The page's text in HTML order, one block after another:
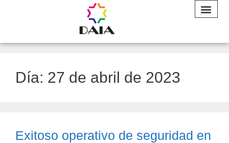
Día: 27 de abril de 2023
Exitoso operativo de seguridad en